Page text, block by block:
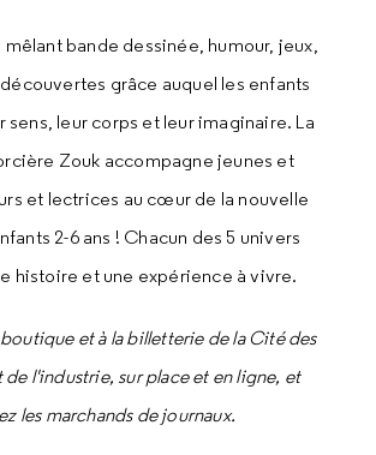
mêlant bande dessinée, humour, jeux,
grâce auquel les enfants
sens, leur corps et leur imaginaire. La
Zouk accompagne jeunes et
et lectrices au cœur de la nouvelle
2-6 ans ! Chacun des 5 univers
histoire et une expérience à vivre.
boutique et à la billetterie de la Cité des
de l'industrie, sur place et en ligne, et
les marchands de journaux.